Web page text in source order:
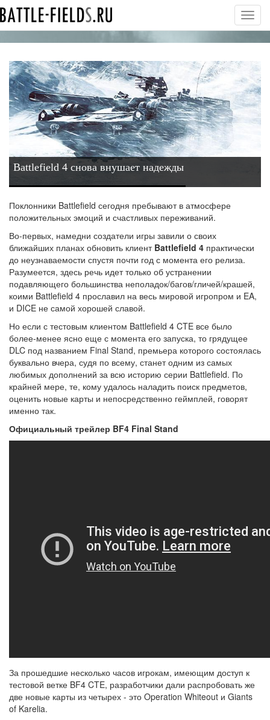
Battlefield 4 снова внушает надежды
Поклонники Battlefield сегодня пребывают в атмосфере
положительных эмоций и счастливых переживаний.
Во-первых, намедни создатели игры завили о своих
ближайших планах обновить клиент Battlefield 4 практически
до неузнаваемости спустя почти год с момента его релиза.
Разумеется, здесь речь идет только об устранении
подавляющего большинства неполадок/багов/гличей/крашей,
коими Battlefield 4 прославил на весь мировой игропром и EA,
и DICE не самой хорошей славой.
Но если с тестовым клиентом Battlefield 4 CTE все было
более-менее ясно еще с момента его запуска, то грядущее
DLC под названием Final Stand, премьера которого состоялась
буквально вчера, судя по всему, станет одним из самых
любимых дополнений за всю историю серии Battlefield. По
крайней мере, те, кому удалось наладить поиск предметов,
оценить новые карты и непосредственно геймплей, говорят
именно так.
Официальный трейлер BF4 Final Stand
За прошедшие несколько часов игрокам, имеющим доступ к
тестовой ветке BF4 CTE, разработчики дали распробовать же
две новые карты из четырех - это Operation Whiteout и Giants
of Karelia.